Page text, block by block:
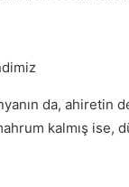
da, ahiretin
kalmış ise,